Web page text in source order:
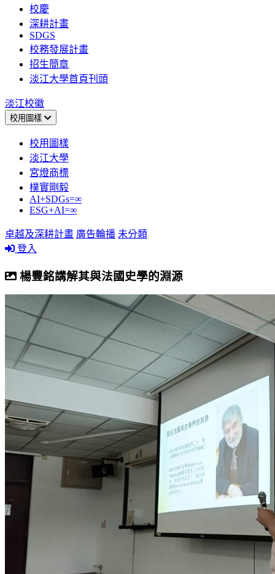
校慶
深耕計畫
SDGS
校務發展計畫
招生簡章
淡江大學首頁刊頭
淡江校徽
校用圖樣
校用圖樣
淡江大學
宮燈商標
樸實剛毅
AI+SDGs=∞
ESG+AI=∞
卓越及深耕計畫 廣告輪播 未分類
登入
楊豐銘講解其與法國史學的淵源